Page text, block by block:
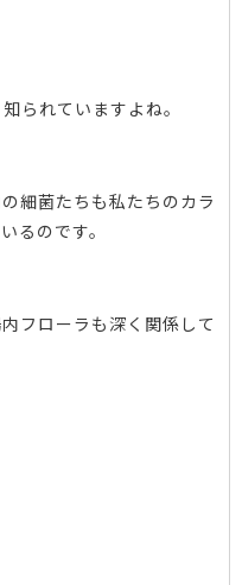
られていますよね。
細菌たちも私たちのカラ
るのです。
フローラも深く関係して